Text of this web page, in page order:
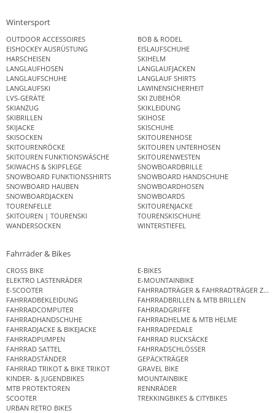
Wintersport
OUTDOOR ACCESSOIRES
BOB & RODEL
EISHOCKEY AUSRÜSTUNG
EISLAUFSCHUHE
HARSCHEISEN
SKIHELM
LANGLAUFHOSEN
LANGLAUFJACKEN
LANGLAUFSCHUHE
LANGLAUF SHIRTS
LANGLAUFSKI
LAWINENSICHERHEIT
LVS-GERÄTE
SKI ZUBEHÖR
SKIANZUG
SKIKLEIDUNG
SKIBRILLEN
SKIHOSE
SKIJACKE
SKISCHUHE
SKISOCKEN
SKITOURENHOSE
SKITOURENRÖCKE
SKITOUREN UNTERHOSEN
SKITOUREN FUNKTIONSWÄSCHE
SKITOURENWESTEN
SKIWACHS & SKIPFLEGE
SNOWBOARDBRILLE
SNOWBOARD FUNKTIONSSHIRTS
SNOWBOARD HANDSCHUHE
SNOWBOARD HAUBEN
SNOWBOARDHOSEN
SNOWBOARDJACKEN
SNOWBOARDS
TOURENFELLE
SKITOURENJACKE
SKITOUREN | TOURENSKI
TOURENSKISCHUHE
WANDERSOCKEN
WINTERSTIEFEL
Fahrräder & Bikes
CROSS BIKE
E-BIKES
ELEKTRO LASTENRÄDER
E-MOUNTAINBIKE
E-SCOOTER
FAHRRADTRÄGER & FAHRRADTRÄGER
FAHRRADBEKLEIDUNG
FAHRRADBRILLEN & MTB BRILLEN
FAHRRADCOMPUTER
FAHRRADGRIFFE
FAHRRADHANDSCHUHE
FAHRRADHELME & MTB HELME
FAHRRADJACKE & BIKEJACKE
FAHRRADPEDALE
FAHRRADPUMPEN
FAHRRAD RUCKSÄCKE
FAHRRAD SATTEL
FAHRRADSCHLÖSSER
FAHRRADSTÄNDER
GEPÄCKTRÄGER
FAHRRAD TRIKOT & BIKE TRIKOT
GRAVEL BIKE
KINDER- & JUGENDBIKES
MOUNTAINBIKE
MTB PROTEKTOREN
RENNRÄDER
SCOOTER
TREKKINGBIKES & CITYBIKES
URBAN RETRO BIKES